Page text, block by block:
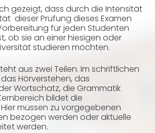
gezeigt, dass durch die Intensität
dieser Prüfung dieses Examen
für jeden Studenten
ob sie an einer hiesigen oder
studieren möchten.
aus zwei Teilen. Im schriftlichen
Hörverstehen, das
Wortschatz, die Grammatik
bildet die
müssen zu vorgegebenen
bezogen werden oder aktuelle
werden.